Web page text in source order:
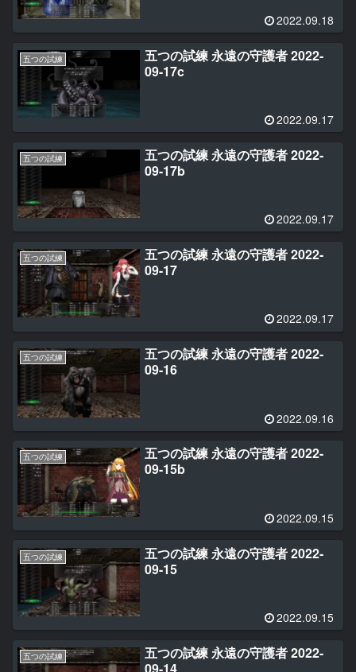
2022.09.18
五つの試練
五つの試練 永遠の守護者 2022-
09-17c
2022.09.17
五つの試練
五つの試練 永遠の守護者 2022-
09-17b
2022.09.17
五つの試練
五つの試練 永遠の守護者 2022-
09-17
2022.09.17
五つの試練
五つの試練 永遠の守護者 2022-
09-16
2022.09.16
五つの試練
五つの試練 永遠の守護者 2022-
09-15b
2022.09.15
五つの試練
五つの試練 永遠の守護者 2022-
09-15
2022.09.15
五つの試練
五つの試練 永遠の守護者 2022-
09-14